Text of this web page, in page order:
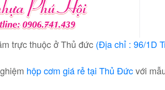
trực thuộc ở Thủ đức (Địa chỉ : 96/1D
hộp cơm giá rẻ tại Thủ Đứcvới